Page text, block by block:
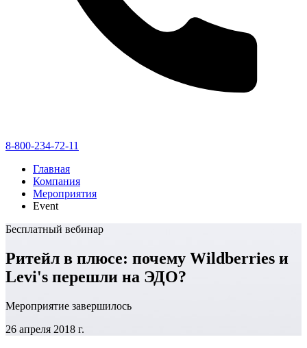
8-800-234-72-11
Главная
Компания
Мероприятия
Event
Бесплатный вебинар
Ритейл в плюсе: почему Wildberries и
Levi's перешли на ЭДО?
Мероприятие завершилось
26 апреля 2018 г.